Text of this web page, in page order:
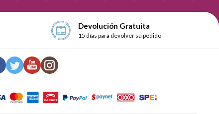
Devolución Gratuita
15 días para devolver su pedido